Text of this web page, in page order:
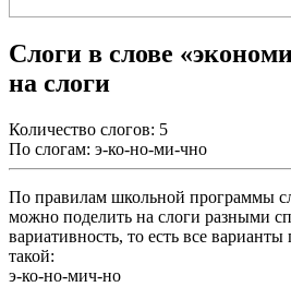
Слоги в слове
на слоги
Количество слогов: 5
По слогам: э-ко-но-ми-чно
По правилам школьной программы
можно поделить на слоги разными
вариативность, то есть все
такой:
э-ко-но-мич-но